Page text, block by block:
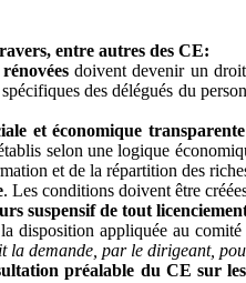
entre autres des CE:
doivent devenir un
des délégués du
et économique
selon une logique
et de la répartition des
. Les conditions doivent être
suspensif de tout
disposition appliquée au comité
la demande, par le dirigeant,
préalable du CE sur